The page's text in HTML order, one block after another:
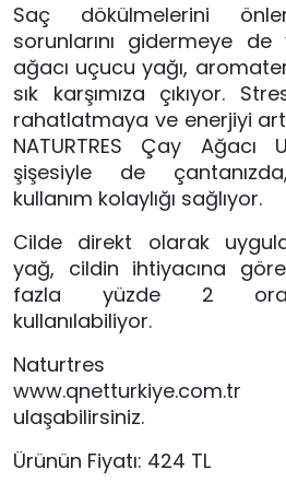
Saç dökülmelerini
sorunlarını gidermeye
ağacı uçucu yağı,
sık karşımıza çıkıyor.
rahatlatmaya ve enerjiyi
NATURTRES Çay Ağacı
şişesiyle de
kullanım kolaylığı sağlıyor.
Cilde direkt olarak
yağ, cildin ihtiyacına
fazla yüzde 2
kullanılabiliyor.
Naturtres
ulaşabilirsiniz.
Ürünün Fiyatı: 424 TL